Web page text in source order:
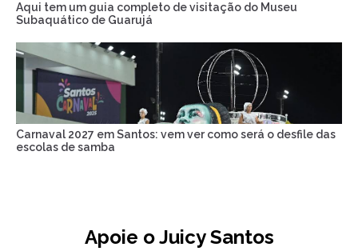
Aqui tem um guia completo de visitação do Museu
Subaquático de Guarujá
Carnaval 2027 em Santos: vem ver como será o desfile das
escolas de samba
Apoie o Juicy Santos